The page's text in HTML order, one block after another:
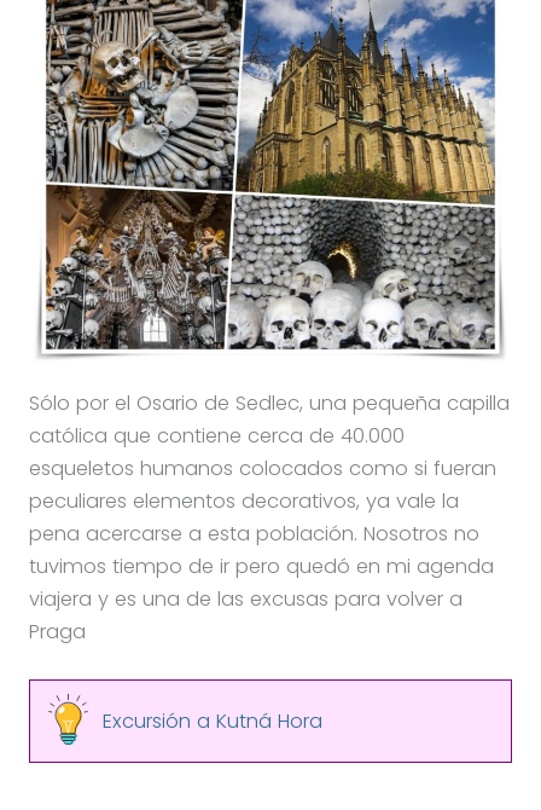
Sólo por el Osario de Sedlec, una pequeña capilla
católica que contiene cerca de 40.000
esqueletos humanos colocados como si fueran
peculiares elementos decorativos, ya vale la
pena acercarse a esta población. Nosotros no
tuvimos tiempo de ir pero quedó en mi agenda
viajera y es una de las excusas para volver a
Praga
Excursión a Kutná Hora